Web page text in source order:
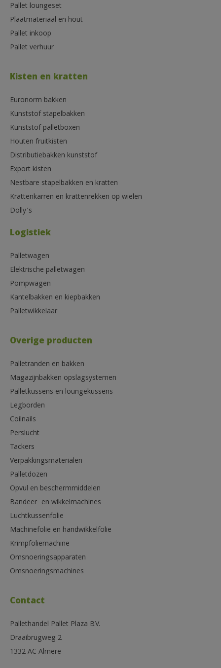
Pallet loungeset
Plaatmateriaal en hout
Pallet inkoop
Pallet verhuur
Kisten en kratten
Euronorm bakken
Kunststof stapelbakken
Kunststof palletboxen
Houten fruitkisten
Distributiebakken kunststof
Export kisten
Nestbare stapelbakken en kratten
Krattenkarren en krattenrekken op wielen
Dolly’s
Logistiek
Palletwagen
Elektrische palletwagen
Pompwagen
Kantelbakken en kiepbakken
Palletwikkelaar
Overige producten
Palletranden en bakken
Magazijnbakken opslagsystemen
Palletkussens en loungekussens
Legborden
Coilnails
Perslucht
Tackers
Verpakkingsmaterialen
Palletdozen
Opvul en beschermmiddelen
Bandeer- en wikkelmachines
Luchtkussenfolie
Machinefolie en handwikkelfolie
Krimpfoliemachine
Omsnoeringsapparaten
Omsnoeringsmachines
Contact
Pallethandel Pallet Plaza B.V.
Draaibrugweg 2
1332 AC Almere